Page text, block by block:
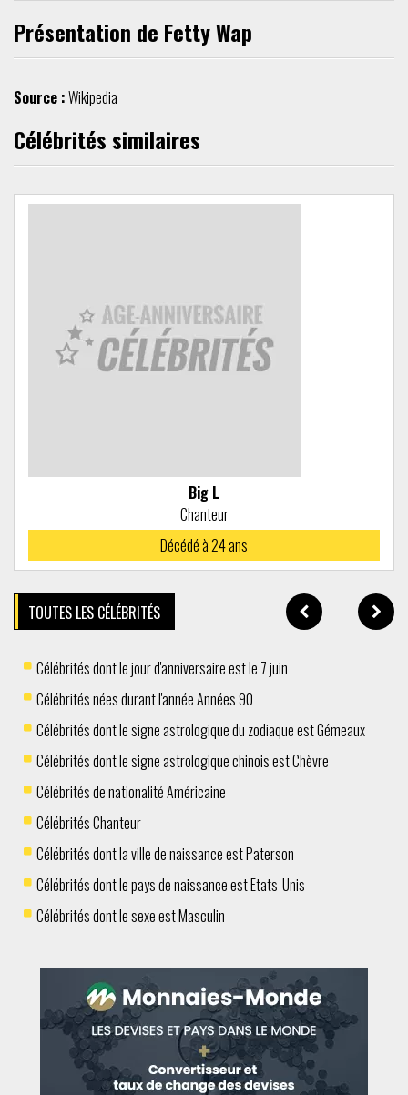
Présentation de Fetty Wap
Source :Wikipedia
Célébrités similaires
Big L
Chanteur
Décédé à24 ans
TOUTES LES CÉLÉBRITÉS
Célébrités dont le jour d'anniversaire est le 7 juin
Célébrités nées durant l'année Années 90
Célébrités dont le signe astrologique du zodiaque est Gémeaux
Célébrités dont le signe astrologique chinois est Chèvre
Célébrités de nationalité Américaine
Célébrités Chanteur
Célébrités dont la ville de naissance est Paterson
Célébrités dont le pays de naissance est Etats-Unis
Célébrités dont le sexe est Masculin